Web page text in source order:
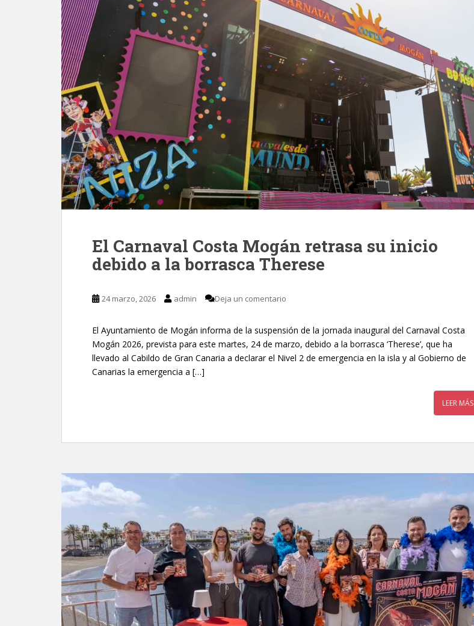
El Carnaval Costa Mogán retrasa su inicio
debido a la borrasca Therese
24 marzo, 2026 admin Deja un comentario
El Ayuntamiento de Mogán informa de la suspensión de la jornada inaugural del Carnaval Costa
Mogán 2026, prevista para este martes, 24 de marzo, debido a la borrasca ‘Therese’, que ha
llevado al Cabildo de Gran Canaria a declarar el Nivel 2 de emergencia en la isla y al Gobierno de
Canarias la emergencia a […]
LEER MÁS